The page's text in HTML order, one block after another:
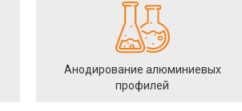
Анодирование алюминиевых
профилей